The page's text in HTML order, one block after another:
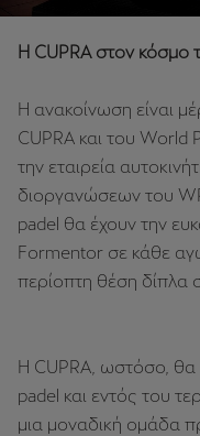
Η CUPRA στον κόσμο
Η ανακοίνωση είναι
CUPRA και του World
την εταιρεία
διοργανώσεων του
padel θα έχουν την
Formentor σε κάθε
περίοπτη θέση δίπλα
Η CUPRA, ωστόσο, θα
padel και εντός του
μια μοναδική ομάδα